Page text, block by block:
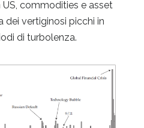
commodities e asset
dei vertiginosi picchi in
di turbolenza.